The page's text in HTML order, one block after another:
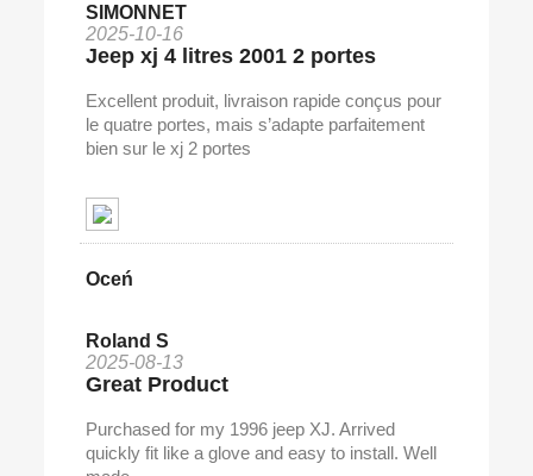
SIMONNET
2025-10-16
Jeep xj 4 litres 2001 2 portes
Excellent produit, livraison rapide conçus pour
le quatre portes, mais s’adapte parfaitement
bien sur le xj 2 portes
Oceń
Roland S
2025-08-13
Great Product
Purchased for my 1996 jeep XJ. Arrived
quickly fit like a glove and easy to install. Well